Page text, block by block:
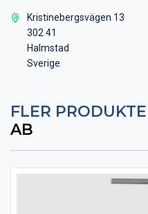
Kristinebergsvägen 13
302 41
Halmstad
Sverige
FLER
AB